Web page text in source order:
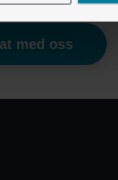
leter etter?
med oss